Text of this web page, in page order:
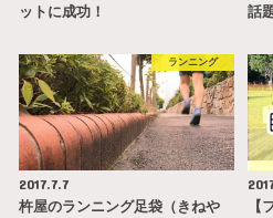
ットに成功！
話
ランニング
2017.7.7
杵屋のランニング足袋（きねや
【